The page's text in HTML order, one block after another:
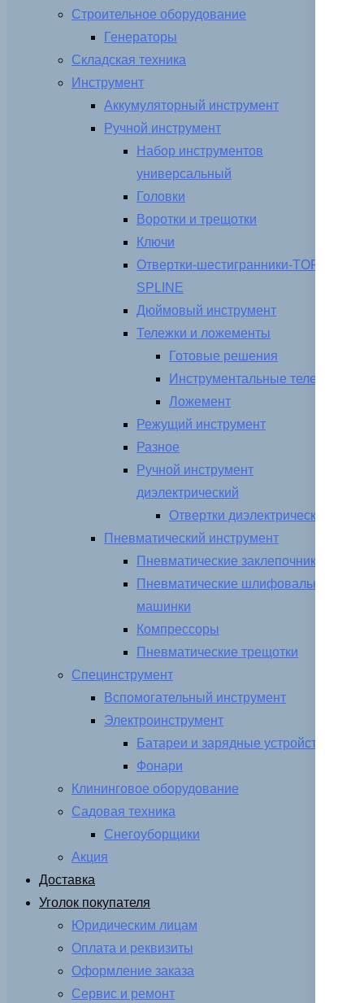
Строительное оборудование
Генераторы
Складская техника
Инструмент
Аккумуляторный инструмент
Ручной инструмент
Набор инструментов
универсальный
Головки
Воротки и трещотки
Ключи
Отвертки-шестигранники-TORX-
SPLINE
Дюймовый инструмент
Тележки и ложементы
Готовые решения
Инструментальные тележки
Ложемент
Режущий инструмент
Разное
Ручной инструмент
диэлектрический
Отвертки диэлектрические
Пневматический инструмент
Пневматические заклепочники
Пневматические шлифовальные
машинки
Компрессоры
Пневматические трещотки
Специнструмент
Вспомогательный инструмент
Электроинструмент
Батареи и зарядные устройства
Фонари
Клининговое оборудование
Садовая техника
Снегоуборщики
Акция
Доставка
Уголок покупателя
Юридическим лицам
Оплата и реквизиты
Оформление заказа
Сервис и ремонт